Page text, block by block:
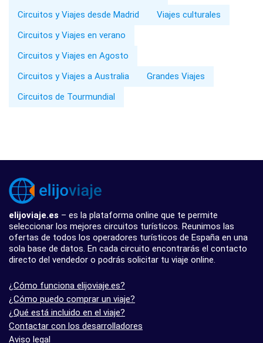
Circuitos y Viajes desde Madrid
Viajes culturales
Circuitos y Viajes en verano
Circuitos y Viajes en Agosto
Circuitos y Viajes a Australia
Grandes Viajes
Circuitos de Tourmundial
elijoviaje.es – es la plataforma online que te permite
seleccionar los mejores circuitos turísticos. Reunimos las
ofertas de todos los operadores turísticos de España en una
sola base de datos. En cada circuito encontrarás el contacto
directo del vendedor o podrás solicitar tu viaje online.
¿Cómo funciona elijoviaje.es?
¿Cómo puedo comprar un viaje?
¿Qué está incluido en el viaje?
Contactar con los desarrolladores
Aviso legal